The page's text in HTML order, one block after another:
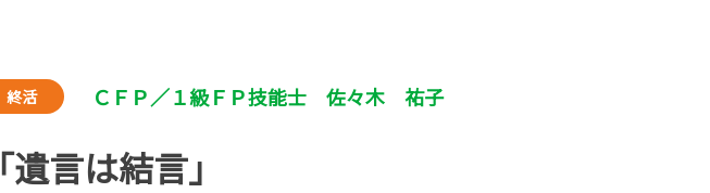
終活 ＣＦＰ／１級ＦＰ技能士 佐々木 祐子
「遺言は結言」